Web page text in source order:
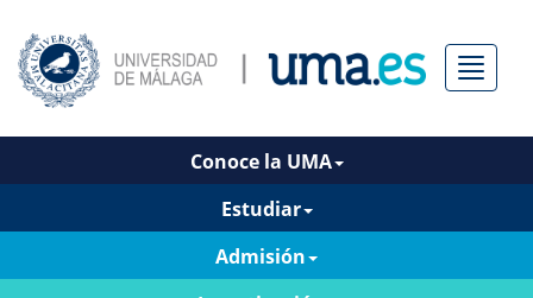
Menú
Conoce la UMA
Estudiar
Admisión